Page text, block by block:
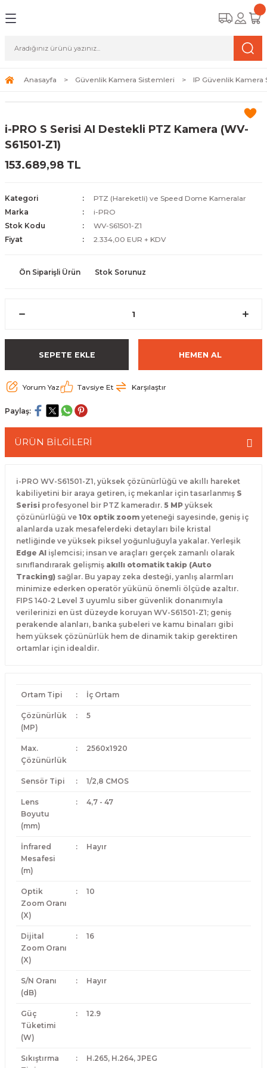
Sistemleri
Sistemleri (Network Kameraları)
ve Depolama Çözümleri
ve Bağlantı Kabloları
Kamera Lisansları
Güvenlik
Duvarı) Cihazları
Ağ Yönlendiricileri
Fi) ve Access Point Ürünleri
Antivirüs Yazılımları
ve Depolama Ürünleri
SSD
Kurtarma
Merkezi Altyapısı
Anasayfa Güvenlik Kamera Sistemleri IP Güvenlik Kamera
i-PRO S Serisi AI Destekli PTZ Kamera (WV-
S61501-Z1)
153.689,98 TL
Kategori
PTZ (Hareketli) ve Speed Dome Kameralar
Marka
i-PRO
Stok Kodu
WV-S61501-Z1
Fiyat
2.334,00 EUR + KDV
Ön Siparişli Ürün Stok Sorunuz
SEPETE EKLE HEMEN AL
Yorum Yaz Tavsiye Et Karşılaştır
Paylaş:
ÜRÜN BİLGİLERİ
i-PRO WV-S61501-Z1, yüksek çözünürlüğü ve akıllı hareket
kabiliyetini bir araya getiren, iç mekanlar için tasarlanmış S
Serisi profesyonel bir PTZ kameradır. 5 MP yüksek
çözünürlüğü ve 10x optik zoom yeteneği sayesinde, geniş iç
alanlarda uzak mesafelerdeki detayları bile kristal
netliğinde ve yüksek piksel yoğunluğuyla yakalar. Yerleşik
Edge AI işlemcisi; insan ve araçları gerçek zamanlı olarak
sınıflandırarak gelişmiş akıllı otomatik takip (Auto
Tracking) sağlar. Bu yapay zeka desteği, yanlış alarmları
minimize ederken operatör yükünü önemli ölçüde azaltır.
FIPS 140-2 Level 3 uyumlu siber güvenlik donanımıyla
verilerinizi en üst düzeyde koruyan WV-S61501-Z1; geniş
perakende alanları, banka şubeleri ve kamu binaları gibi
hem yüksek çözünürlük hem de dinamik takip gerektiren
ortamlar için idealdir.
Ortam Tipi : İç Ortam
Çözünürlük
(MP)
: 5
Max.
Çözünürlük
: 2560x1920
Sensör Tipi : 1/2,8 CMOS
Lens
Boyutu
(mm)
: 4,7 - 47
İnfrared
Mesafesi
(m)
: Hayır
Optik
Zoom Oranı
(X)
: 10
Dijital
Zoom Oranı
(X)
: 16
S/N Oranı
(dB)
: Hayır
Güç
Tüketimi
(W)
: 12.9
Sıkıştırma
: H.265, H.264, JPEG